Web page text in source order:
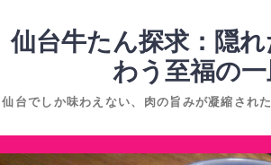
ン
ツ
へ
ス
仙台牛たん探求：隠
わう至福の
仙台でしか味わえない、肉の旨みが凝縮され
コ